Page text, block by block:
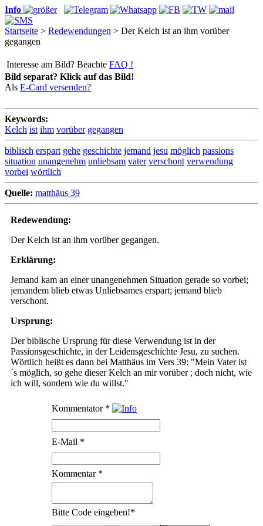
Info
Startseite > Redewendungen > Der Kelch ist an ihm vorüber
gegangen
Interesse am Bild? Beachte FAQ !
Bild separat? Klick auf das Bild!
Als E-Card versenden?
Keywords:
Kelch ist ihm vorüber gegangen
biblisch erspart gehe geschichte jemand jesu möglich passions
situation unangenehm unliebsam vater verschont verwendung
vorbei wörtlich
Quelle: matthäus 39
Redewendung:
Der Kelch ist an ihm vorüber gegangen.
Erklärung:
Jemand kam an einer unangenehmen Situation gerade so vorbei;
jemandem blieb etwas Unliebsames erspart; jemand blieb
verschont.
Ursprung:
Der biblische Ursprung für diese Verwendung ist in der
Passionsgeschichte, in der Leidensgeschichte Jesu, zu suchen.
Wörtlich heißt es dann bei Matthäus im Vers 39: "Mein Vater ist
´s möglich, so gehe dieser Kelch an mir vorüber ; doch nicht, wie
ich will, sondern wie du willst."
Kommentator *
E-Mail *
Kommentar *
Bitte Code eingeben!*